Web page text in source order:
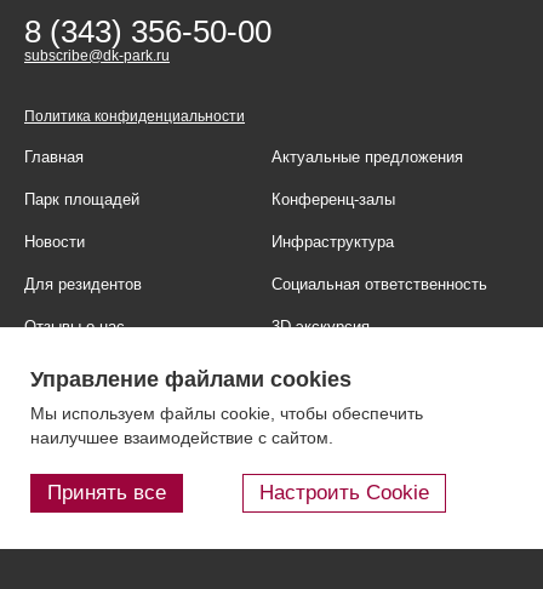
8 (343) 356-50-00
subscribe@dk-park.ru
Политика конфиденциальности
Главная Актуальные предложения
Парк площадей Конференц-залы
Новости Инфраструктура
Для резидентов Социальная ответственность
Отзывы о нас 3D-экскурсия
Фотогалерея Правовая информация
Контакты Блог
Управление файлами cookies
Мы используем файлы cookie, чтобы обеспечить
наилучшее взаимодействие с сайтом.
Принять все Настроить Cookie